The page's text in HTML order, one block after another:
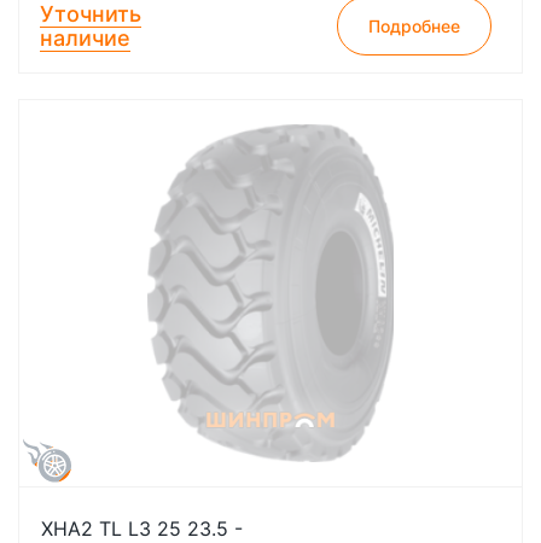
Уточнить
наличие
Подробнее
XHA2 TL L3 25 23.5 -